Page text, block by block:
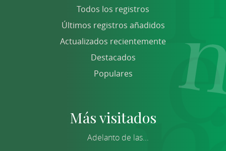
Todos los registros
Últimos registros añadidos
Actualizados recientemente
Destacados
Populares
Más visitados
Adelanto de las...